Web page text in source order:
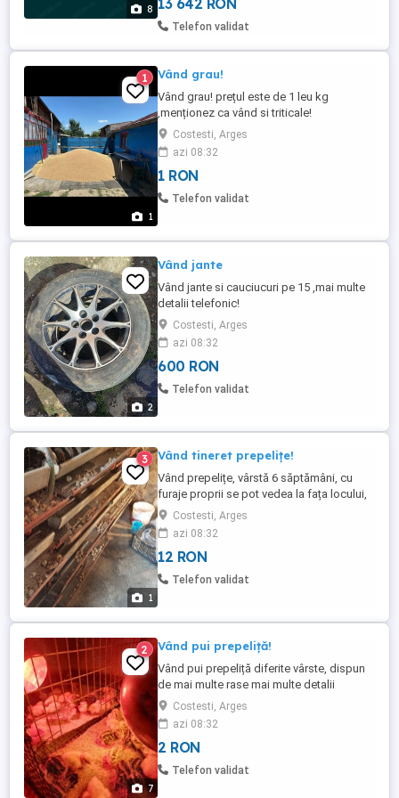
8 13 642 RON
Telefon validat
1
1 Vând grau!
Vând grau! prețul este de 1 leu kg
,menționez ca vând si triticale!
Costesti, Arges
azi 08:32
1 RON
Telefon validat
2
Vând jante
Vând jante si cauciucuri pe 15 ,mai multe
detalii telefonic!
Costesti, Arges
azi 08:32
600 RON
Telefon validat
1
3 Vând tineret prepelițe!
Vând prepelițe, vârstă 6 săptămâni, cu
furaje proprii se pot vedea la fața locului,
păsările se dau le ales! mai multe detalii
telefonic Pot oferi și ouă de incubat!
Costesti, Arges
azi 08:32
12 RON
Telefon validat
7
2 Vând pui prepeliță!
Vând pui prepeliță diferite vârste, dispun
de mai multe rase mai multe detalii
telefonic!
Costesti, Arges
azi 08:32
2 RON
Telefon validat